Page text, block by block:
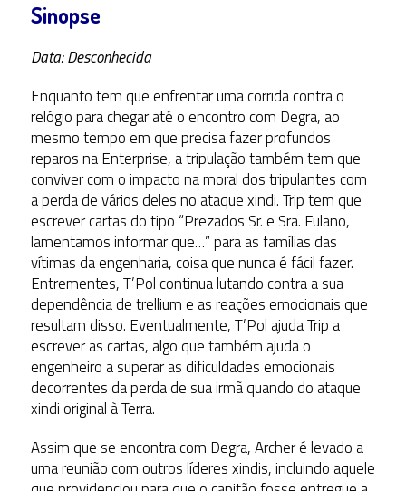
Sinopse
Data: Desconhecida
Enquanto tem que enfrentar uma corrida contra o
relógio para chegar até o encontro com Degra, ao
mesmo tempo em que precisa fazer profundos
reparos na Enterprise, a tripulação também tem que
conviver com o impacto na moral dos tripulantes com
a perda de vários deles no ataque xindi. Trip tem que
escrever cartas do tipo “Prezados Sr. e Sra. Fulano,
lamentamos informar que…” para as famílias das
vítimas da engenharia, coisa que nunca é fácil fazer.
Entrementes, T’Pol continua lutando contra a sua
dependência de trellium e as reações emocionais que
resultam disso. Eventualmente, T’Pol ajuda Trip a
escrever as cartas, algo que também ajuda o
engenheiro a superar as dificuldades emocionais
decorrentes da perda de sua irmã quando do ataque
xindi original à Terra.
Assim que se encontra com Degra, Archer é levado a
uma reunião com outros líderes xindis, incluindo aquele